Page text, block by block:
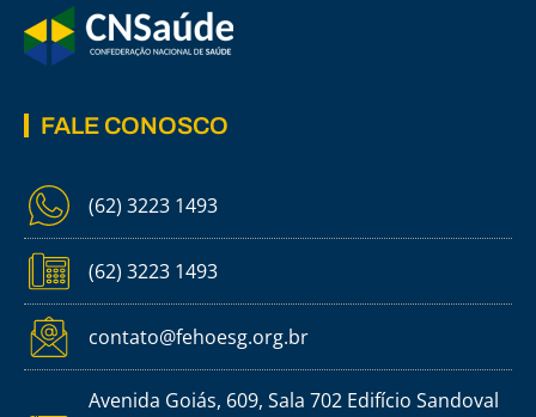
FALE CONOSCO
(62) 3223 1493
(62) 3223 1493
contato@fehoesg.org.br
Avenida Goiás, 609, Sala 702 Edifício Sandoval